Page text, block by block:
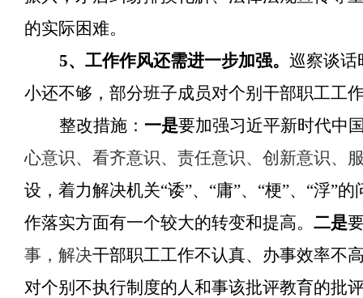
的实际困难。
5、工作作风还需进一步加强。 巡察谈话
小还不够，部分班子成员对个别干部职工工
整改措施： 一是要加强习近平新时代中
心意识、看齐意识、责任意识、创新意识、
设，着力解决机关“诿”、“庸”、“梗”、“浮”
作落实方面有一个较大的转变和提高。 二是
事，解决干部职工工作不认真、办事效率不
对个别不执行制度的人和事该批评教育的批